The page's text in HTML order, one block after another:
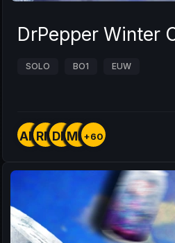
DrPepper Winter
SOLO BO1 EUW
AMRMDMMM+60